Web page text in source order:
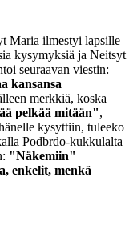
Maria ilmestyi lapsille
kysymyksiä ja Neitsyt
seuraavan viestin:
kansansa
merkkiä, koska
pelkää mitään",
kysyttiin, tuleeko
Podbrdo-kukkulalta
"Näkemiin"
enkelit, menkä